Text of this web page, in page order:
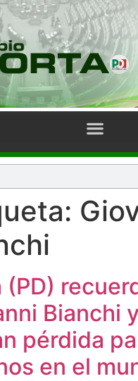
(PD)
Bianchi
pérdida
en el